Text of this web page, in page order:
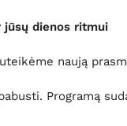
jūsų dienos ritmui
naują
Programą